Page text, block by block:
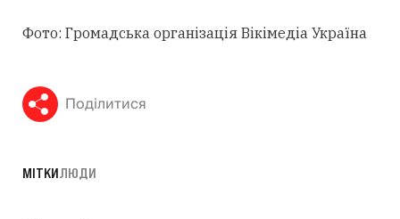
Фото: Громадська організація Вікімедіа Україна
Поділитися
МІТКИЛЮДИ